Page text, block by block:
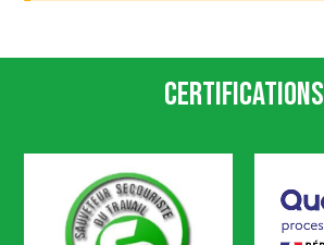
Certifications